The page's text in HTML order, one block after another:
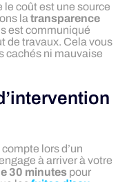
le coût est une source
la transparence
est communiqué
de travaux. Cela vous
cachés ni mauvaise
lors d’un
à arriver à votre
30 minutes pour